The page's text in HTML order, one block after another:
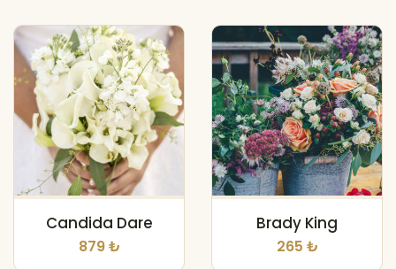
Candida Dare
879 ₺
Brady King
265 ₺